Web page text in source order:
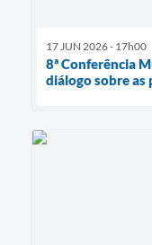
17 JUN 2026 - 17h00
8ª Conferência
diálogo sobre as